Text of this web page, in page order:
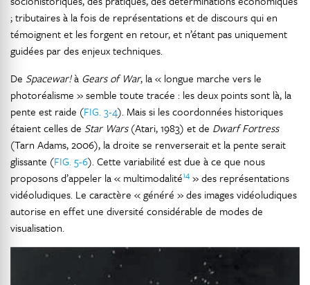
; tributaires à la fois de représentations et de discours qui en
témoignent et les forgent en retour, et n’étant pas uniquement
guidées par des enjeux techniques.
De Spacewar!à Gears of War, la « longue marche vers le
photoréalisme » semble toute tracée : les deux points sont là, la
pente est raide (FIG. 3-4). Mais si les coordonnées historiques
étaient celles de Star Wars(Atari, 1983) et de Dwarf Fortress
(Tarn Adams, 2006), la droite se renverserait et la pente serait
glissante (FIG. 5-6). Cette variabilité est due à ce que nous
proposons d’appeler la « multimodalité14 » des représentations
vidéoludiques. Le caractère « généré » des images vidéoludiques
autorise en effet une diversité considérable de modes de
visualisation.